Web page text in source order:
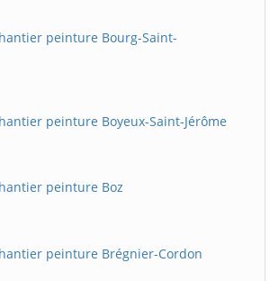
peinture Bourg-Saint-
peinture Boyeux-Saint-Jérôme
peinture Boz
peinture Brégnier-Cordon